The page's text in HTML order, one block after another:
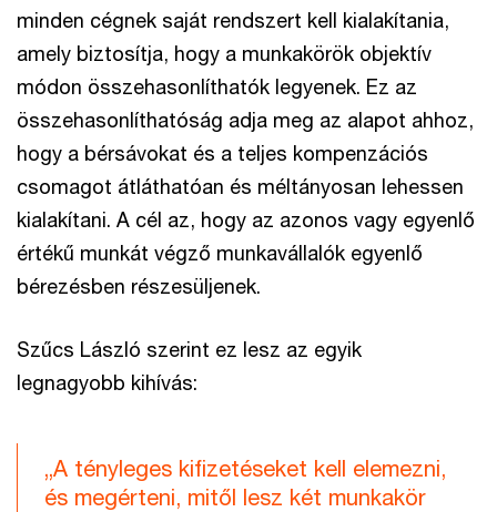
minden cégnek saját rendszert kell kialakítania,
amely biztosítja, hogy a munkakörök objektív
módon összehasonlíthatók legyenek. Ez az
összehasonlíthatóság adja meg az alapot ahhoz,
hogy a bérsávokat és a teljes kompenzációs
csomagot átláthatóan és méltányosan lehessen
kialakítani. A cél az, hogy az azonos vagy egyenlő
értékű munkát végző munkavállalók egyenlő
bérezésben részesüljenek.
Szűcs László szerint ez lesz az egyik
legnagyobb kihívás:
„A tényleges kifizetéseket kell elemezni,
és megérteni, mitől lesz két munkakör